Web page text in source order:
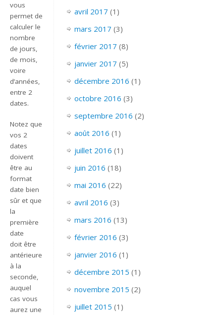
vous
permet de
calculer le
nombre
de jours,
de mois,
voire
d’années,
entre 2
dates.
Notez que
vos 2
dates
doivent
être au
format
date bien
sûr et que
la
première
date
doit être
antérieure
à la
seconde,
auquel
cas vous
aurez une
avril 2017 (1)
mars 2017 (3)
février 2017 (8)
janvier 2017 (5)
décembre 2016 (1)
octobre 2016 (3)
septembre 2016 (2)
août 2016 (1)
juillet 2016 (1)
juin 2016 (18)
mai 2016 (22)
avril 2016 (3)
mars 2016 (13)
février 2016 (3)
janvier 2016 (1)
décembre 2015 (1)
novembre 2015 (2)
juillet 2015 (1)